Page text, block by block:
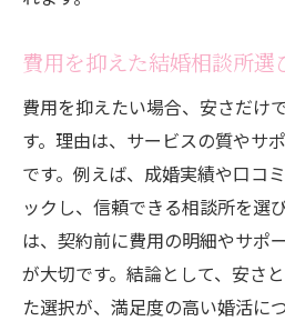
結婚相談所の比較ポ
ツ
結婚相談所選びで後
ト
自分に合う結婚相談所
夫
最後に選ぶ結婚相談所
費用を抑えた結婚相談所選
費用を抑えたい場合、安さだけ
す。理由は、サービスの質やサ
です。例えば、成婚実績や口コ
ックし、信頼できる相談所を選
は、契約前に費用の明細やサポ
が大切です。結論として、安さ
た選択が、満足度の高い婚活に